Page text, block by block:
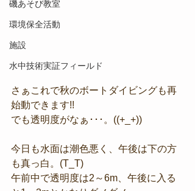
磯あそび教室
環境保全活動
施設
水中技術実証フィールド
さぁこれで秋のボートダイビングも再
始動できます!!
でも透明度がなぁ･･･。((+_+))
今日も水面は潮色悪く、午後は下の方
も真っ白。(T_T)
午前中で透明度は2～6m、午後に入る